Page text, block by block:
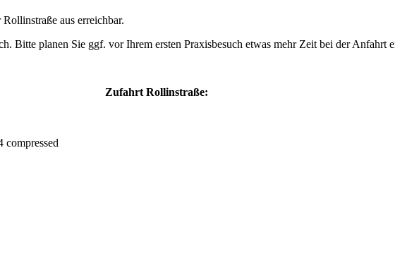
aus erreichbar.
Bitte planen Sie ggf. vor Ihrem ersten Praxisbesuch etwas mehr Zeit bei der Anfahrt
Zufahrt Rollinstraße: